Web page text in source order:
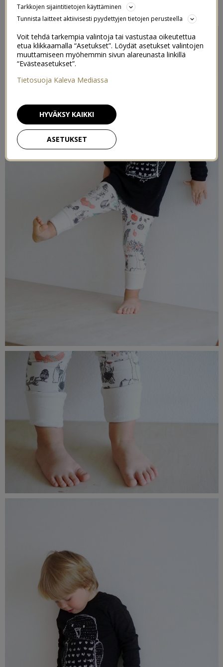
21/01/2015
Tarkkojen sijaintitietojen käyttäminen
Tunnista laitteet aktiivisesti pyydettyjen tietojen perusteella
Voit tehdä tarkempia valintoja tai vastustaa oikeutettua
etua klikkaamalla “Asetukset”. Löydät asetukset valintojen
muuttamiseen myöhemmin sivun alareunasta linkillä
“Evästeasetukset”.
Tietosuoja Kaleva Mediassa
ASETUKSET
HYVÄKSY KAIKKI